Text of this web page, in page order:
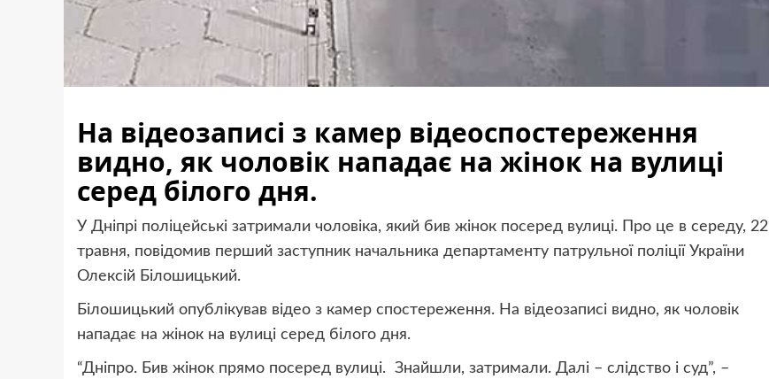
На відеозаписі з камер відеоспостереження
видно, як чоловік нападає на жінок на вулиці
серед білого дня.
У Дніпрі поліцейські затримали чоловіка, який бив жінок посеред вулиці. Про це в середу, 22
травня, повідомив перший заступник начальника департаменту патрульної поліції України
Олексій Білошицький.
Білошицький опублікував відео з камер спостереження. На відеозаписі видно, як чоловік
нападає на жінок на вулиці серед білого дня.
“Дніпро. Бив жінок прямо посеред вулиці. Знайшли, затримали. Далі – слідство і суд”, –